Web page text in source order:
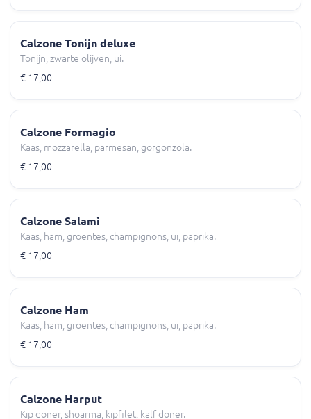
Calzone Tonijn deluxe
Tonijn, zwarte olijven, ui.
€ 17,00
Calzone Formagio
Kaas, mozzarella, parmesan, gorgonzola.
€ 17,00
Calzone Salami
Kaas, ham, groentes, champignons, ui, paprika.
€ 17,00
Calzone Ham
Kaas, ham, groentes, champignons, ui, paprika.
€ 17,00
Calzone Harput
Kip doner, shoarma, kipfilet, kalf doner.